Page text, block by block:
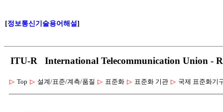
[정보통신기술용어해설]
ITU-R International Telecommunication Union -
▷ Top ▷ 설계/표준/계측/품질 ▷ 표준화 ▷ 표준화 기관 ▷ 국제 표준화기